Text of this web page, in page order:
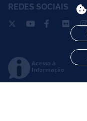
REDES SOCIAIS
Acesso à
Informação